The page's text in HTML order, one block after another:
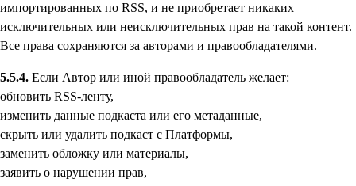
импортированных по RSS, и не приобретает никаких
исключительных или неисключительных прав на такой контент.
Все права сохраняются за авторами и правообладателями.
5.5.4. Если Автор или иной правообладатель желает:
обновить RSS-ленту,
изменить данные подкаста или его метаданные,
скрыть или удалить подкаст с Платформы,
заменить обложку или материалы,
заявить о нарушении прав,